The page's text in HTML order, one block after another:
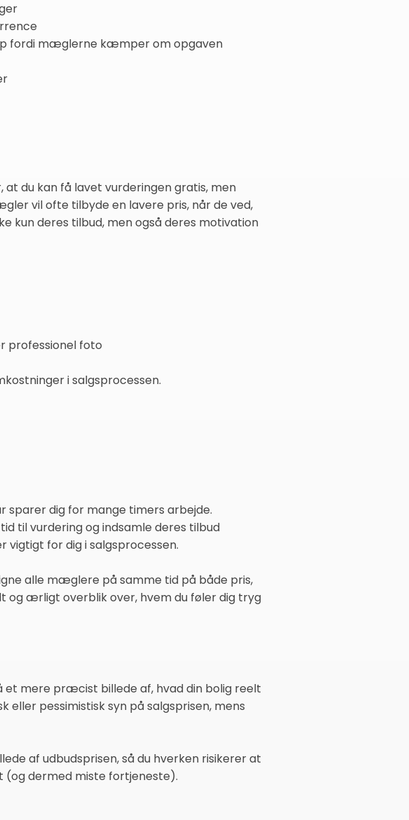
fordi mæglerne kæmper om opgaven
du kan få lavet vurderingen gratis, men
vil ofte tilbyde en lavere pris, når de ved,
kun deres tilbud, men også deres motivation
professionel foto
i salgsprocessen.
dig for mange timers arbejde.
til vurdering og indsamle deres tilbud
vigtigt for dig i salgsprocessen.
alle mæglere på samme tid på både pris,
og ærligt overblik over, hvem du føler dig tryg
mere præcist billede af, hvad din bolig reelt
pessimistisk syn på salgsprisen, mens
af udbudsprisen, så du hverken risikerer at
dermed miste fortjeneste).